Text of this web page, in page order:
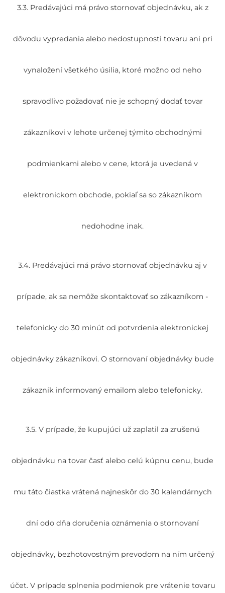
3.3. Predávajúci má právo stornovať objednávku, ak z
dôvodu vypredania alebo nedostupnosti tovaru ani pri
vynaložení všetkého úsilia, ktoré možno od neho
spravodlivo požadovať nie je schopný dodať tovar
zákazníkovi v lehote určenej týmito obchodnými
podmienkami alebo v cene, ktorá je uvedená v
elektronickom obchode, pokiaľ sa so zákazníkom
nedohodne inak.
3.4. Predávajúci má právo stornovať objednávku aj v
prípade, ak sa nemôže skontaktovať so zákazníkom -
telefonicky do 30 minút od potvrdenia elektronickej
objednávky zákazníkovi. O stornovaní objednávky bude
zákazník informovaný emailom alebo telefonicky.
3.5. V prípade, že kupujúci už zaplatil za zrušenú
objednávku na tovar časť alebo celú kúpnu cenu, bude
mu táto čiastka vrátená najneskôr do 30 kalendárnych
dní odo dňa doručenia oznámenia o stornovaní
objednávky, bezhotovostným prevodom na ním určený
účet. V prípade splnenia podmienok pre vrátenie tovaru